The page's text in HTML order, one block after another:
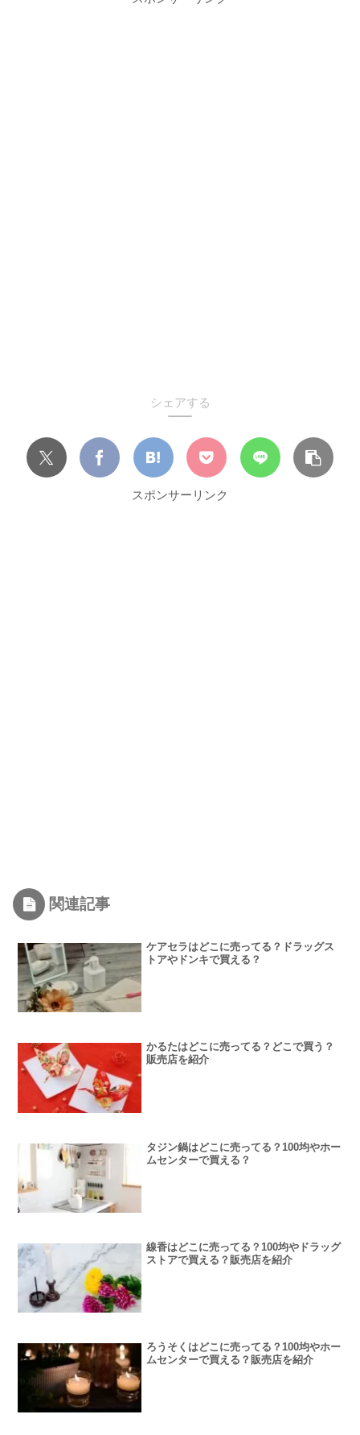
シェアする
スポンサーリンク
関連記事
ケアセラはどこに売ってる？ドラッグス
トアやドンキで買える？
かるたはどこに売ってる？どこで買う？
販売店を紹介
タジン鍋はどこに売ってる？100均やホー
ムセンターで買える？
線香はどこに売ってる？100均やドラッグ
ストアで買える？販売店を紹介
ろうそくはどこに売ってる？100均やホー
ムセンターで買える？販売店を紹介